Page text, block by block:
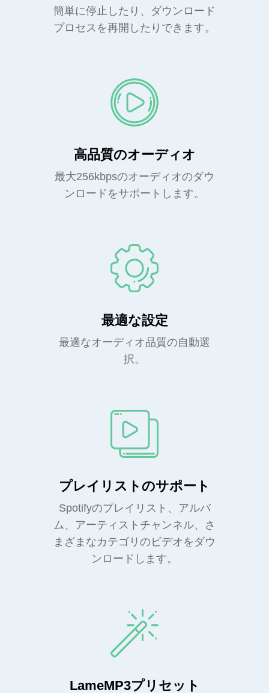
簡単に停止したり、ダウンロード
プロセスを再開したりできます。
高品質のオーディオ
最大256kbpsのオーディオのダウ
ンロードをサポートします。
最適な設定
最適なオーディオ品質の自動選
択。
プレイリストのサポート
Spotifyのプレイリスト、アルバ
ム、アーティストチャンネル、さ
まざまなカテゴリのビデオをダウ
ンロードします。
LameMP3プリセット